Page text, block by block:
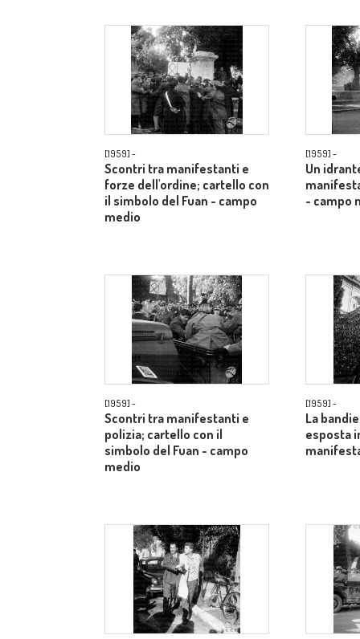
[1959] -
Scontri tra manifestanti e
forze dell'ordine; cartello con
il simbolo del Fuan - campo
medio
[1959] -
Un
- campo
[1959] -
Scontri tra manifestanti e
polizia; cartello con il
simbolo del Fuan - campo
medio
[1959] -
La
esposta